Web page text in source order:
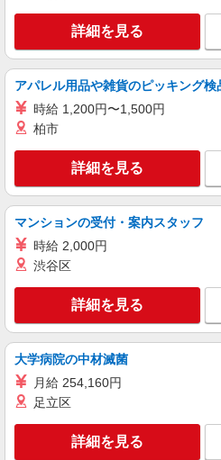
時給1400円〜
（規定あり） ゜+゜・。○。・゜+゜・。○。・゜
+゜ 入社祝い金10万円支
頂くと, インセンティ
い・週払い可能
+゜・。○。・゜+゜
宮崎県宮崎市
キープ
株式会社シエロ
【softbank】の
時給1400円〜
（規定あり） ゜+゜・。○。・゜+゜・。○。・゜
+゜ 入社祝い金10万円
頂くと, インセンティ
い・週払い可能
+゜・。○。・゜+
キープ
派遣社員
株式会社シエロ
人気機種に詳し
【Y!mobile】
時給1400円〜
+゜・。○。・゜+
万円支給(規定有) お友達を紹介頂くと, インセンテ
宮崎県宮崎市
詳細を見る
アパレル用品や雑貨のピッキング検
時給 1,200円〜1,500円
柏市
詳細を見る
マンションの受付・案内スタッフ
時給 2,000円
渋谷区
詳細を見る
大学病院の中材滅菌
月給 254,160円
足立区
詳細を見る